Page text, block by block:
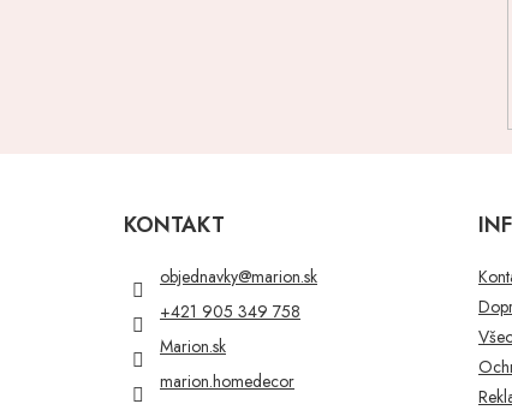
KONTAKT
objednavky@marion.sk
+421 905 349 758
Marion.sk
marion.homedecor